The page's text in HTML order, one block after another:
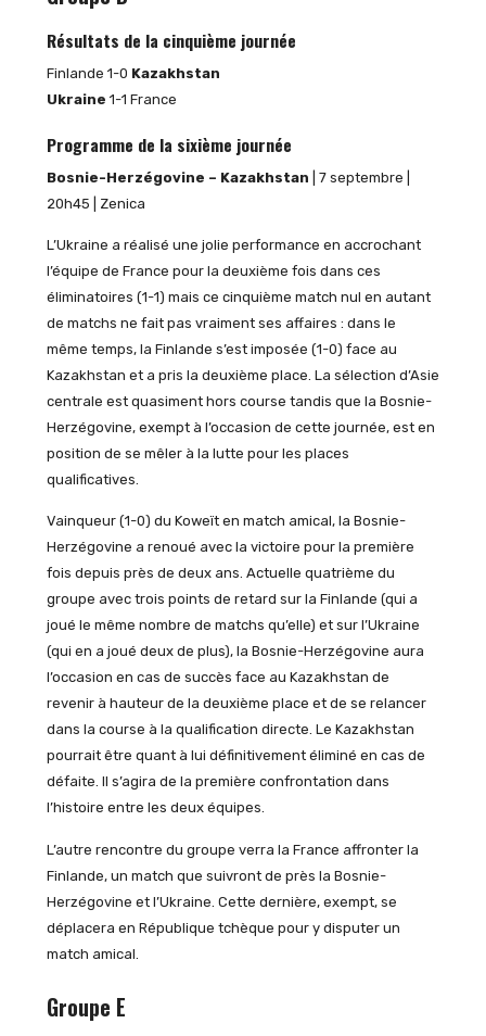
Résultats de la cinquième journée
Finlande 1-0 Kazakhstan
Ukraine 1-1 France
Programme de la sixième journée
Bosnie-Herzégovine – Kazakhstan | 7 septembre |
20h45 | Zenica
L’Ukraine a réalisé une jolie performance en accrochant
l’équipe de France pour la deuxième fois dans ces
éliminatoires (1-1) mais ce cinquième match nul en autant
de matchs ne fait pas vraiment ses affaires : dans le
même temps, la Finlande s’est imposée (1-0) face au
Kazakhstan et a pris la deuxième place. La sélection d’Asie
centrale est quasiment hors course tandis que la Bosnie-
Herzégovine, exempt à l’occasion de cette journée, est en
position de se mêler à la lutte pour les places
qualificatives.
Vainqueur (1-0) du Koweït en match amical, la Bosnie-
Herzégovine a renoué avec la victoire pour la première
fois depuis près de deux ans. Actuelle quatrième du
groupe avec trois points de retard sur la Finlande (qui a
joué le même nombre de matchs qu’elle) et sur l’Ukraine
(qui en a joué deux de plus), la Bosnie-Herzégovine aura
l’occasion en cas de succès face au Kazakhstan de
revenir à hauteur de la deuxième place et de se relancer
dans la course à la qualification directe. Le Kazakhstan
pourrait être quant à lui définitivement éliminé en cas de
défaite. Il s’agira de la première confrontation dans
l’histoire entre les deux équipes.
L’autre rencontre du groupe verra la France affronter la
Finlande, un match que suivront de près la Bosnie-
Herzégovine et l’Ukraine. Cette dernière, exempt, se
déplacera en République tchèque pour y disputer un
match amical.
Groupe E